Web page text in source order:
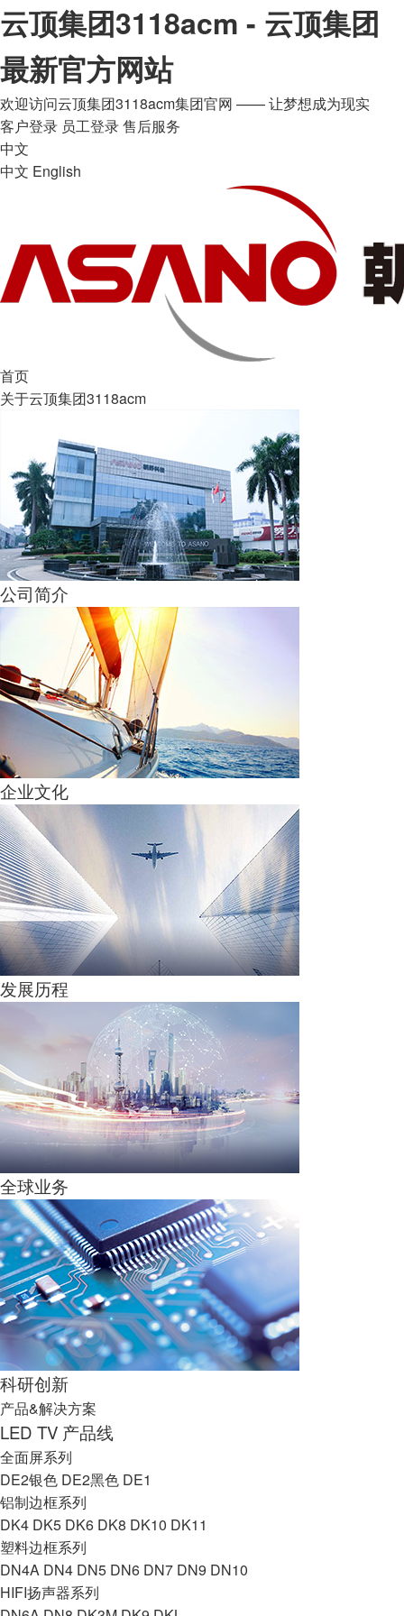
云顶集团3118acm - 云顶集团
最新官方网站
欢迎访问云顶集团3118acm集团官网 —— 让梦想成为现实
客户登录 员工登录售后服务
中文
中文 English
首页
关于云顶集团3118acm
公司简介
企业文化
发展历程
全球业务
科研创新
产品&解决方案
LED TV 产品线
全面屏系列
DE2银色 DE2黑色 DE1
铝制边框系列
DK4 DK5 DK6 DK8 DK10 DK11
塑料边框系列
DN4A DN4 DN5 DN6 DN7 DN9 DN10
HIFI扬声器系列